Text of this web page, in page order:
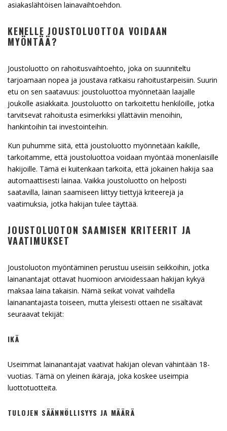
asiakaslähtöisen lainavaihtoehdon.
KENELLE JOUSTOLUOTTOA VOIDAAN
MYÖNTÄÄ?
Joustoluotto on rahoitusvaihtoehto, joka on suunniteltu
tarjoamaan nopea ja joustava ratkaisu rahoitustarpeisiin. Suurin
etu on sen saatavuus: joustoluottoa myönnetään laajalle
joukolle asiakkaita. Joustoluotto on tarkoitettu henkilöille, jotka
tarvitsevat rahoitusta esimerkiksi yllättäviin menoihin,
hankintoihin tai investointeihin.
Kun puhumme siitä, että joustoluotto myönnetään kaikille,
tarkoitamme, että joustoluottoa voidaan myöntää monenlaisille
hakijoille. Tämä ei kuitenkaan tarkoita, että jokainen hakija saa
automaattisesti lainaa. Vaikka joustoluotto on helposti
saatavilla, lainan saamiseen liittyy tiettyjä kriteerejä ja
vaatimuksia, jotka hakijan tulee täyttää.
JOUSTOLUOTON SAAMISEN KRITEERIT JA
VAATIMUKSET
Joustoluoton myöntäminen perustuu useisiin seikkoihin, jotka
lainanantajat ottavat huomioon arvioidessaan hakijan kykyä
maksaa laina takaisin. Nämä seikat voivat vaihdella
lainanantajasta toiseen, mutta yleisesti ottaen ne sisältävät
seuraavat tekijät:
IKÄ
Useimmat lainanantajat vaativat hakijan olevan vähintään 18-
vuotias. Tämä on yleinen ikäraja, joka koskee useimpia
luottotuotteita.
TULOJEN SÄÄNNÖLLISYYS JA MÄÄRÄ